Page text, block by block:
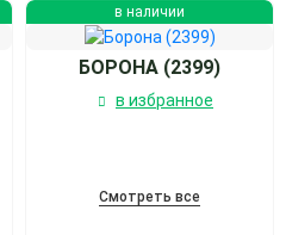
в наличии
БОРОНА (2399)
в избранное
Смотреть все